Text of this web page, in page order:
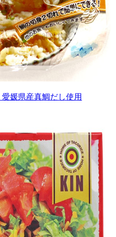
媛県産真鯛だし使用